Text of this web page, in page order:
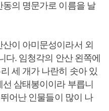
의 명문가로 이름을 날
이 아미문성이라서 외
다. 임청각의 안산 왼쪽에
세 개가 나란히 솟아 있
삼태봉이이라 부릅니
어난 인물들이 많이 나